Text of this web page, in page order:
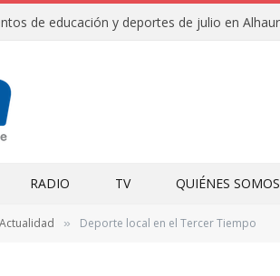
RADIO TV QUIÉNES SOMOS
Actualidad » Deporte local en el Tercer Tiempo